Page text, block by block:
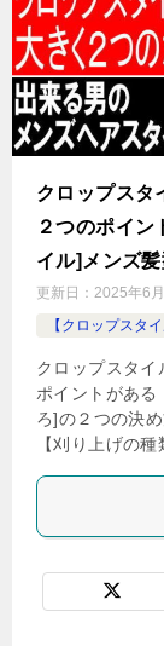
クロップスタ
２つのポイン
イル]メンズ髪
更新日： 2025年6
【クロップスタ
クロップスタ
ポイントがあ
ろ]の２つの決
【刈り上げの